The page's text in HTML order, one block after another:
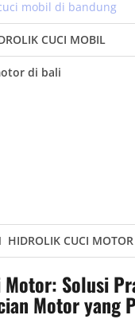
CUCI MOBIL
HIDROLIK CUCI MOTOR
Solusi
Motor yang